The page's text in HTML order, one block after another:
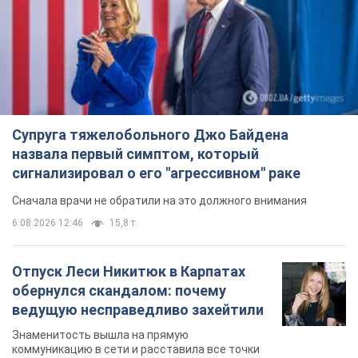
Супруга тяжелобольного Джо Байдена
назвала первый симптом, который
сигнализировал о его "агрессивном" раке
Сначала врачи не обратили на это должного внимания
6.08.2026 12:46 15,8 т.
Отпуск Леси Никитюк в Карпатах
обернулся скандалом: почему
ведущую несправедливо захейтили
Знаменитость вышла на прямую
коммуникацию в сети и расставила все точки